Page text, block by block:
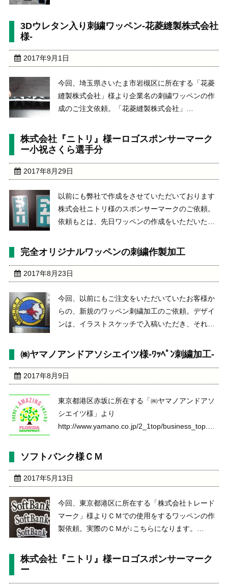
谷市に所在する「有限会社カイト」様
3Dウレタン入り刺繍ワッペン-花菱縫製株式会社
様-
2017年9月1日
今回、埼玉県さいたま市岩槻区に所在する「花菱
縫製株式会社」様より企業名の刺繍ワッペンの作
成のご注文依頼。「花菱縫製株式会社」
ウレタンを糸の間に入れて、立体的に浮き出てい
るようにしております。今回は、ワッ ...
株式会社『ニトリ』様ーロゴスポンサーマーク
ー小祝さくら選手分
2017年8月29日
以前にも弊社で作成をさせていただいております
株式会社ニトリ様のスポンサーマークのご依頼。
依頼もとは、先日ワッペンの作成をいただいた、
社」様 http://www.blisscom.jp/からのワッペン刺繍
完全オリジナルワッペンの刺繍作製加工
2017年8月23日
今回、以前にもご注文をいただいていたお客様か
らの、新規のワッペン刺繍加工のご依頼。デザイ
ンは、イラストスケッチで入稿いただき、それを
何度か、デザインを確認仕合、糸色や大きさの確
様は、長野県在 ...
㈱ヤマノアンドアソシエイツ様-ﾜｯﾍﾟﾝ刺繍加工-
2017年8月9日
東京都港区赤坂に所在する「㈱ヤマノアンドアソ
シエイツ様」より
http://www.yamano.co.jp/2_1top/
いたデザイン画になります。やりとりを通して、
ソフトバンク様ＣＭ
2017年5月13日
今回、東京都港区に所在する「株式会社トレード
マーク」様よりＣＭでの使用をするワッペンの作
製依頼。実際のＣＭが↓こちらになります。
id=hawks_wandaho_30s& ...
株式会社『ニトリ』様ーロゴスポンサーマーク
ー